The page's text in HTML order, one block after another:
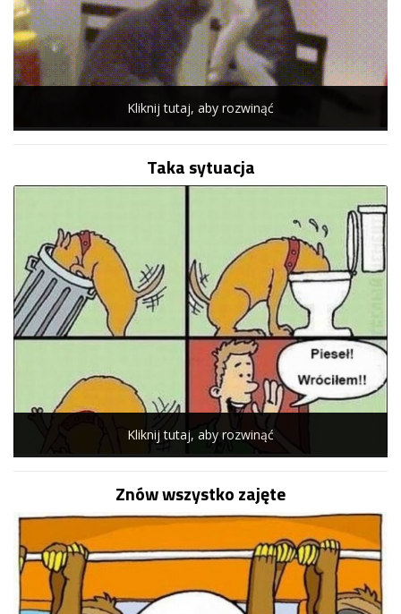
Kliknij tutaj, aby rozwinąć
Taka sytuacja
Kliknij tutaj, aby rozwinąć
Znów wszystko zajęte